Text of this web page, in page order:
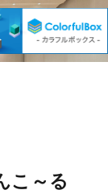
こ～る